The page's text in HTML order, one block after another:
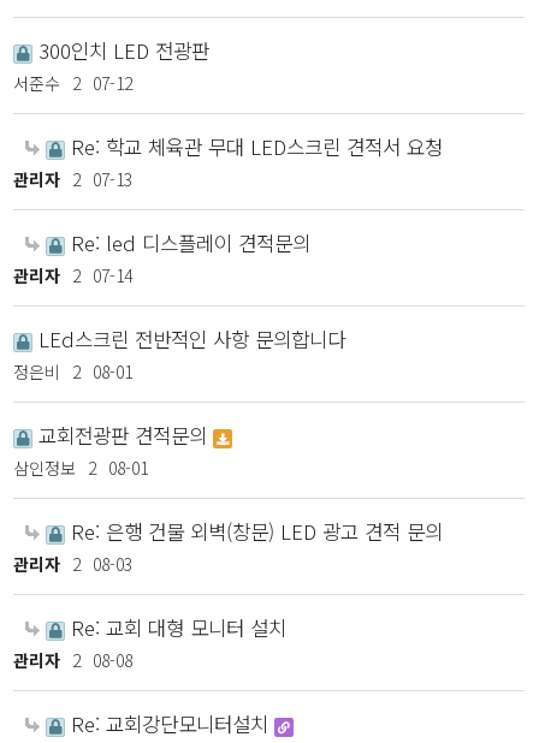
300인치 LED 전광판
서준수 2 07-12
Re: 학교 체육관 무대 LED스크린 견적서 요청
관리자 2 07-13
Re: led 디스플레이 견적문의
관리자 2 07-14
LEd스크린 전반적인 사항 문의합니다
정은비 2 08-01
교회전광판 견적문의
삼인정보 2 08-01
Re: 은행 건물 외벽(창문) LED 광고 견적 문의
관리자 2 08-03
Re: 교회 대형 모니터 설치
관리자 2 08-08
Re: 교회강단모니터설치